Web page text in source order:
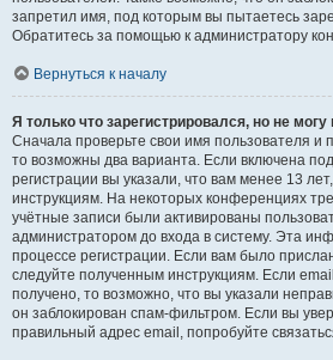
запретил имя, под которым вы пытаетесь
Обратитесь за помощью к администратору
Вернуться к началу
Я только что зарегистрировался, но не могу
Сначала проверьте свои имя пользователя и
то возможны два варианта. Если включена
регистрации вы указали, что вам менее 13
инструкциям. На некоторых конференциях
учётные записи были активированы
администратором до входа в систему. Эта
процессе регистрации. Если вам было
следуйте полученным инструкциям. Если
получено, то возможно, что вы указали
он заблокирован спам-фильтром. Если вы
правильный адрес email, попробуйте